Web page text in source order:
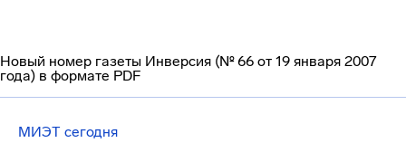
Новый номер газеты Инверсия (№ 66 от 19 января 2007
года) в формате PDF
МИЭТ сегодня